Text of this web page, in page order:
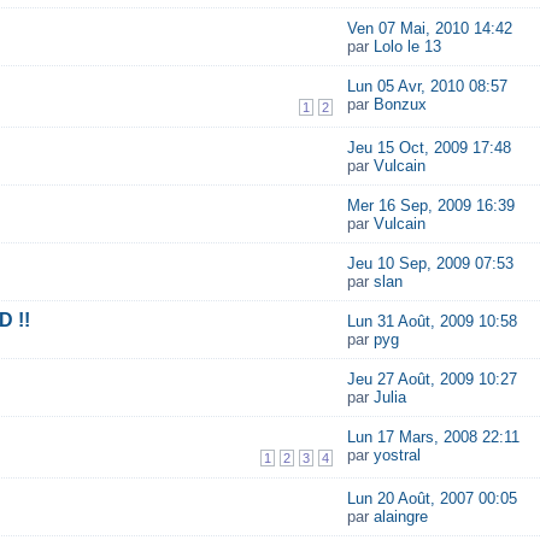
Ven 07 Mai, 2010 14:42
par Lolo le 13
1 2
Lun 05 Avr, 2010 08:57
par Bonzux
Jeu 15 Oct, 2009 17:48
par Vulcain
Mer 16 Sep, 2009 16:39
par Vulcain
Jeu 10 Sep, 2009 07:53
par slan
!!
Lun 31 Août, 2009 10:58
par pyg
Jeu 27 Août, 2009 10:27
par Julia
1 2 3 4
Lun 17 Mars, 2008 22:11
par yostral
Lun 20 Août, 2007 00:05
par alaingre